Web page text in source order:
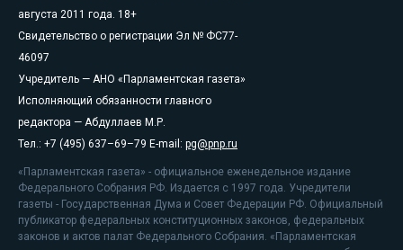
августа 2011 года. 18+
Свидетельство о регистрации Эл № ФС77-
46097
Учредитель — АНО «Парламентская газета»
Исполняющий обязанности главного
редактора — Абдуллаев М.Р.
Тел.: +7 (495) 637–69–79 E-mail: pg@pnp.ru
«Парламентская газета» - официальное еженедельное издание
Федерального Собрания РФ. Издается с 1997 года. Учредители
газеты - Государственная Дума и Совет Федерации РФ. Официальный
публикатор федеральных конституционных законов, федеральных
законов и актов палат Федерального Собрания. «Парламентская